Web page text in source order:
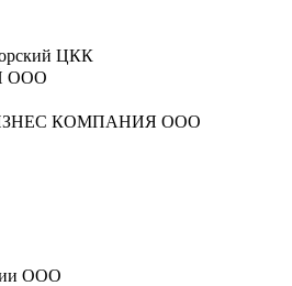
ЦКК
ООО
КОМПАНИЯ ООО
ООО